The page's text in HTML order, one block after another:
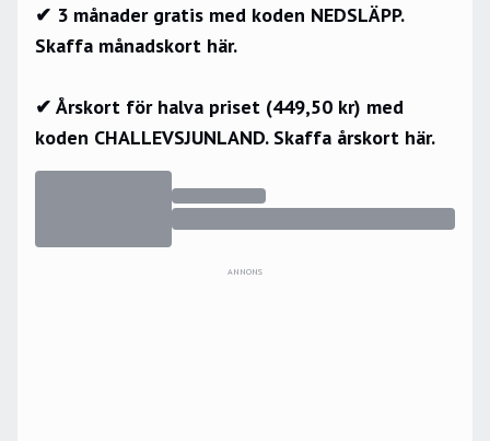
✔ 3 månader gratis med koden NEDSLÄPP.
Skaffa månadskort här.
✔ Årskort för halva priset (449,50 kr) med
koden CHALLEVSJUNLAND. Skaffa årskort här.
ANNONS